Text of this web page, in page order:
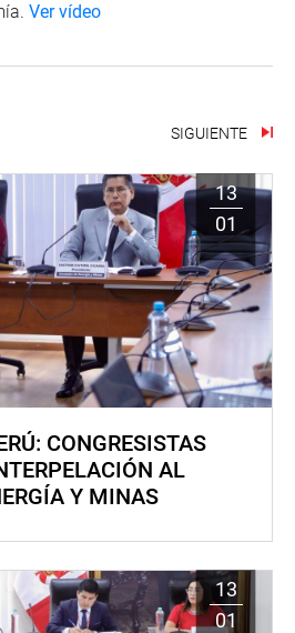
Ver vídeo
SIGUIENTE
13
01
CONGRESISTAS
AL
Y MINAS
13
01